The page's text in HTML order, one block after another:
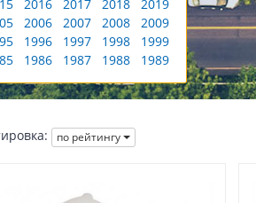
2016 2017 2018
2019
2006 2007 2008
2009
1996 1997 1998
1999
1986 1987 1988 1989
по рейтингу